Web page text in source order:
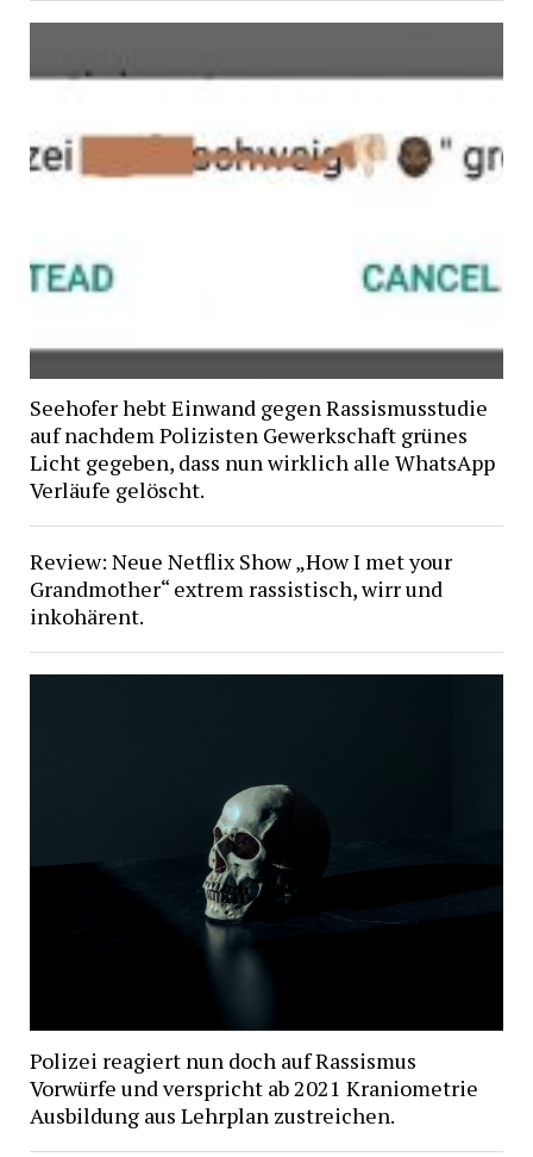
Seehofer hebt Einwand gegen Rassismusstudie
auf nachdem Polizisten Gewerkschaft grünes
Licht gegeben, dass nun wirklich alle WhatsApp
Verläufe gelöscht.
Review: Neue Netflix Show „How I met your
Grandmother“ extrem rassistisch, wirr und
inkohärent.
Polizei reagiert nun doch auf Rassismus
Vorwürfe und verspricht ab 2021 Kraniometrie
Ausbildung aus Lehrplan zustreichen.